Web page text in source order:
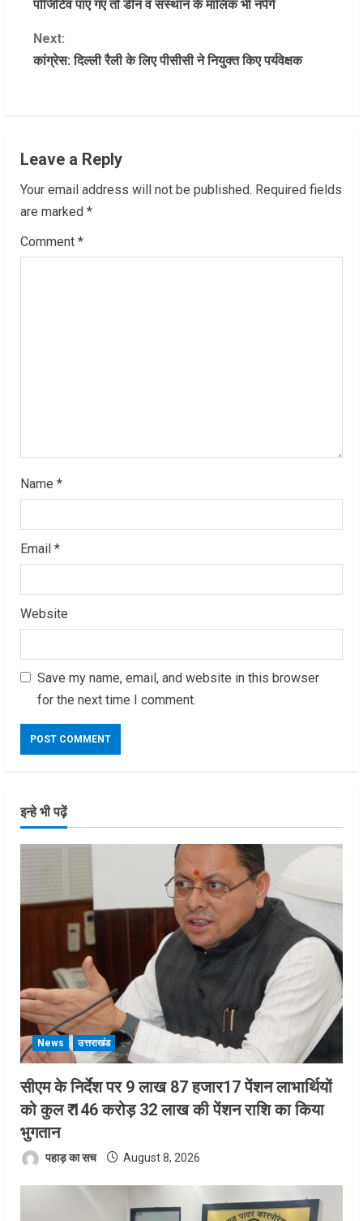
n
t
u
e
R
पॉजिटिव पाए गए तो डीन व संस्थान के मालिक भी नपेंगे
Next:
कांग्रेस: दिल्ली रैली के लिए पीसीसी ने नियुक्त किए पर्यवेक्षक
Leave a Reply
Your email address will not be published. Required fields
are marked *
Comment *
Name *
Email *
Website
Save my name, email, and website in this browser
for the next time I comment.
इन्हे भी पढ़ें
News उत्तराखंड
सीएम के निर्देश पर 9 लाख 87 हजार17 पेंशन लाभार्थियों
को कुल ₹ 146 करोड़ 32 लाख की पेंशन राशि का किया
भुगतान
पहाड़ का सच August 8, 2026